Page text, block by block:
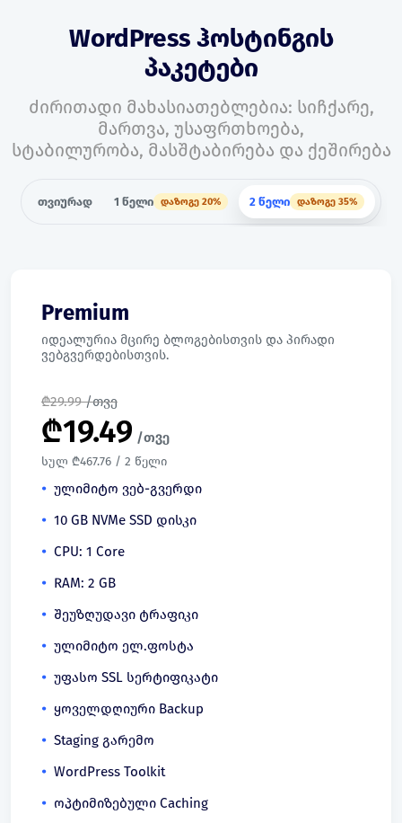
WordPress ჰოსტინგის
პაკეტები
ძირითადი მახასიათებლებია: სიჩქარე,
მართვა, უსაფრთხოება,
სტაბილურობა, მასშტაბირება და ქეშირება
თვიურად 1 წელი დაზოგე 20% 2 წელი დაზოგე 35%
Premium
იდეალურია მცირე ბლოგებისთვის და პირადი
ვებგვერდებისთვის.
₾29.99/თვე
₾19.49 /თვე
სულ ₾467.76 / 2 წელი
ულიმიტო ვებ-გვერდი
10 GB NVMe SSD დისკი
CPU: 1 Core
RAM: 2 GB
შეუზღუდავი ტრაფიკი
ულიმიტო ელ.ფოსტა
უფასო SSL სერტიფიკატი
ყოველდღიური Backup
Staging გარემო
WordPress Toolkit
ოპტიმიზებული Caching